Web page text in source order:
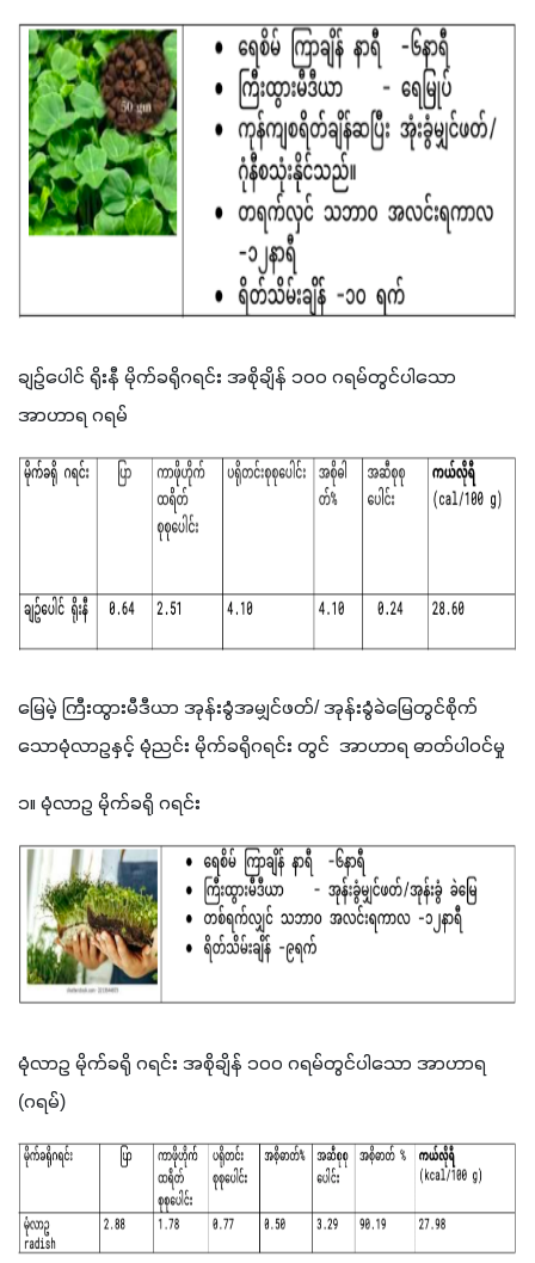
ချဥ်ပေါင် ရိုးနီ မိုက်ခရိုဂရင်း အစိုချိန် ၁ဝဝ ဂရမ်တွင်ပါသော
အာဟာရ ဂရမ်
မြေမဲ့ ကြီးထွားမီဒီယာ အုန်းခွံအမျှင်ဖတ်/ အုန်းခွံခဲမြေတွင်စိုက်
သောမုံလာဥနှင့် မုံညင်း မိုက်ခရိုဂရင်း တွင်  အာဟာရ ဓာတ်ပါဝင်မှု
၁။ မုံလာဥ မိုက်ခရို ဂရင်း
မုံလာဥ မိုက်ခရို ဂရင်း အစိုချိန် ၁ဝဝ ဂရမ်တွင်ပါသော အာဟာရ
(ဂရမ်)